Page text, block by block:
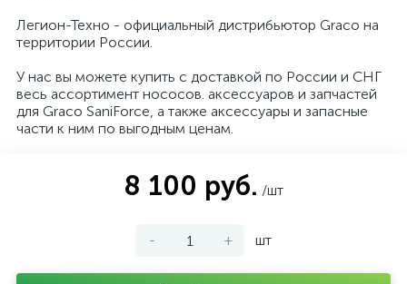
Легион-Техно - официальный дистрибьютор Graco на
территории России.
У нас вы можете купить с доставкой по России и СНГ
весь ассортимент нососов. аксессуаров и запчастей
для Graco SaniForce, а также аксессуары и запасные
части к ним по выгодным ценам.
8 100 руб. /шт
- + шт